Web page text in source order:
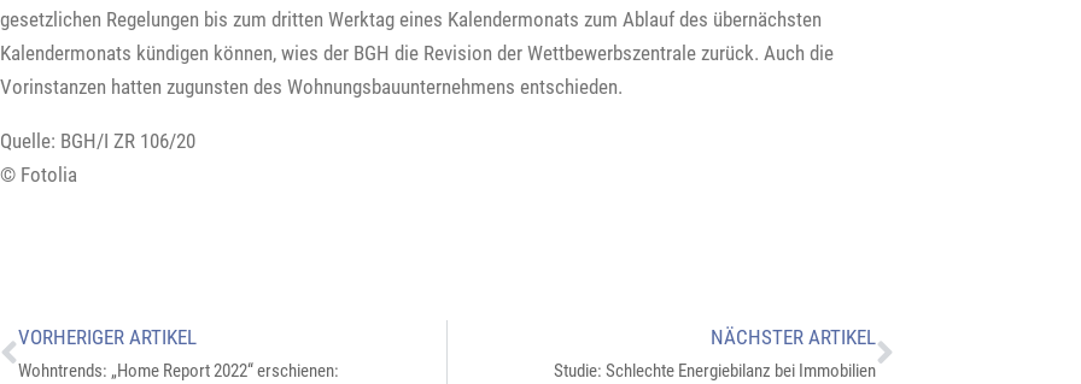
gesetzlichen Regelungen bis zum dritten Werktag eines Kalendermonats zum Ablauf des übernächsten
Kalendermonats kündigen können, wies der BGH die Revision der Wettbewerbszentrale zurück. Auch die
Vorinstanzen hatten zugunsten des Wohnungsbauunternehmens entschieden.
Quelle: BGH/I ZR 106/20
© Fotolia
VORHERIGER ARTIKEL
Wohntrends: „Home Report 2022“ erschienen:
NÄCHSTER ARTIKEL
Studie: Schlechte Energiebilanz bei Immobilien